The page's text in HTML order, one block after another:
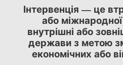
Інтервенція — це
або міжнародної
внутрішні або
держави з метою
економічних або